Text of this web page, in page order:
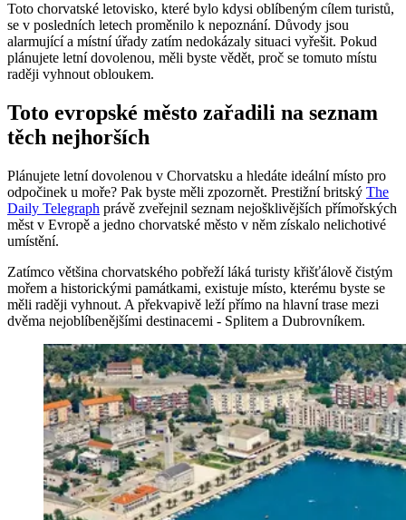
Toto chorvatské letovisko, které bylo kdysi oblíbeným cílem turistů,
se v posledních letech proměnilo k nepoznání. Důvody jsou
alarmující a místní úřady zatím nedokázaly situaci vyřešit. Pokud
plánujete letní dovolenou, měli byste vědět, proč se tomuto místu
raději vyhnout obloukem.
Toto evropské město zařadili na seznam
těch nejhorších
Plánujete letní dovolenou v Chorvatsku a hledáte ideální místo pro
odpočinek u moře? Pak byste měli zpozornět. Prestižní britský The
Daily Telegraph právě zveřejnil seznam nejošklivějších přímořských
měst v Evropě a jedno chorvatské město v něm získalo nelichotivé
umístění.
Zatímco většina chorvatského pobřeží láká turisty křišťálově čistým
mořem a historickými památkami, existuje místo, kterému byste se
měli raději vyhnout. A překvapivě leží přímo na hlavní trase mezi
dvěma nejoblíbenějšími destinacemi - Splitem a Dubrovníkem.